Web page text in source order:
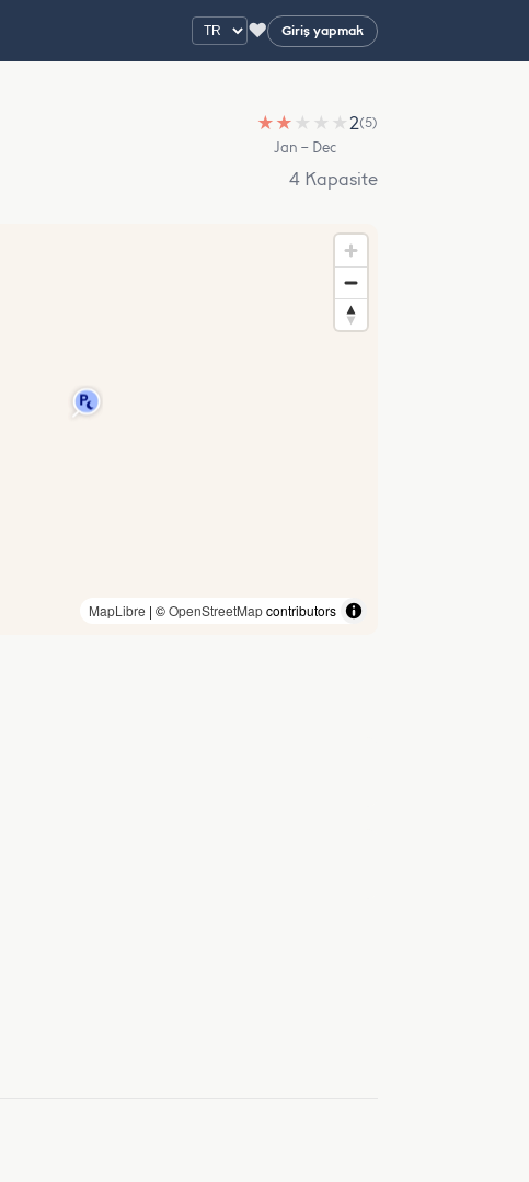
♥ Giriş yapmak
★ ★ ★ ★ ★2(5)
Jan – Dec
4 Kapasite
MapLibre | ©OpenStreetMapcontributors